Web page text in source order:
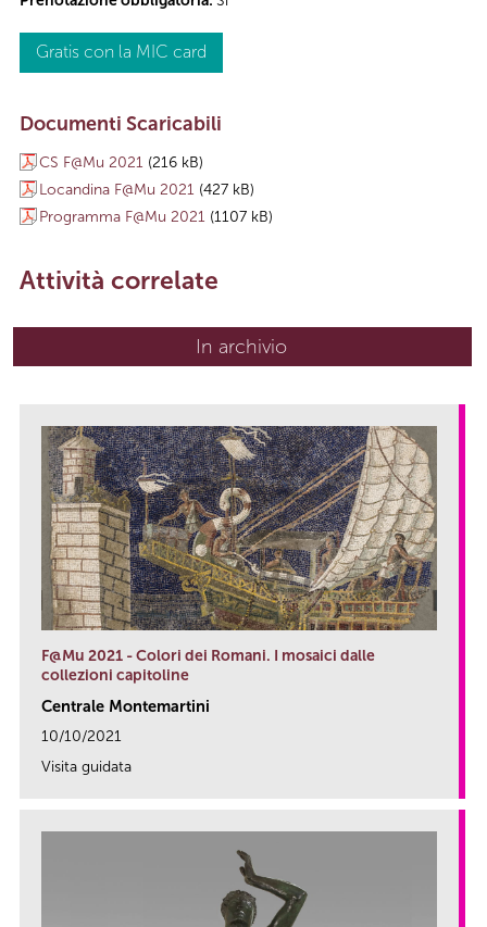
Gratis con la MIC card
Documenti Scaricabili
CS F@Mu 2021 (216 kB)
Locandina F@Mu 2021 (427 kB)
Programma F@Mu 2021 (1107 kB)
Attività correlate
In archivio
F@Mu 2021 - Colori dei Romani. I mosaici dalle
collezioni capitoline
Centrale Montemartini
10/10/2021
Visita guidata